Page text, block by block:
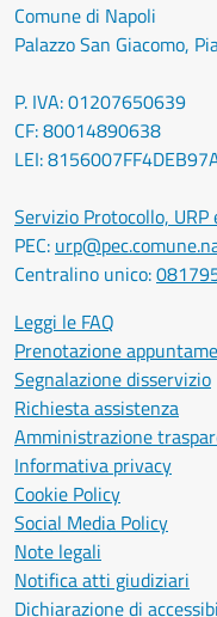
Comune di Napoli
Palazzo San Giacomo,
P. IVA: 01207650639
CF: 80014890638
LEI:
Servizio Protocollo,
PEC:
Centralino unico:
Leggi le FAQ
Prenotazione
Segnalazione disservizio
Richiesta assistenza
Amministrazione
Informativa privacy
Cookie Policy
Social Media Policy
Note legali
Notifica atti giudiziari
Dichiarazione di